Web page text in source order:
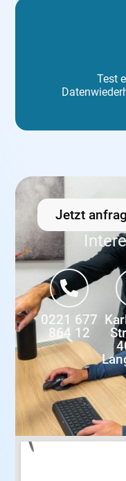
Test
Jetzt
0221 677
864 12